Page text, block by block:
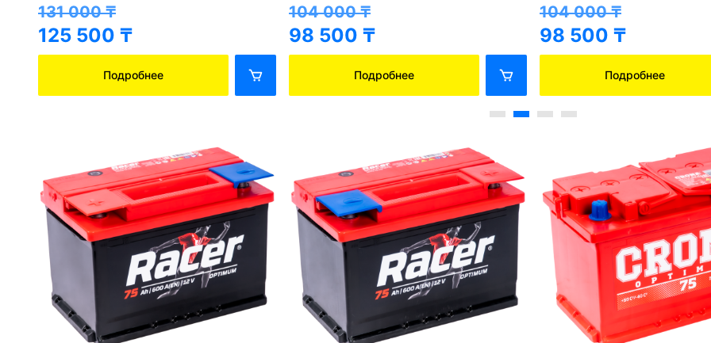
131 000₸
125 500 ₸
Подробнее
104 000₸
98 500 ₸
Подробнее
104 000₸
98 500 ₸
Подробнее